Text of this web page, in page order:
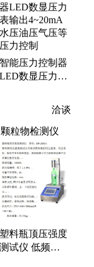
力传感器、压
感器、传感
、静态扭矩传
变送器、压力
、位移变送
智能压力控制器
LED数显压力表
压油压气压等压
洽谈
粒物检测仪
塑料瓶顶压强度
测试仪 低频信